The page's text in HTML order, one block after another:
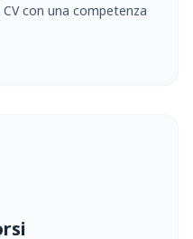
con una competenza